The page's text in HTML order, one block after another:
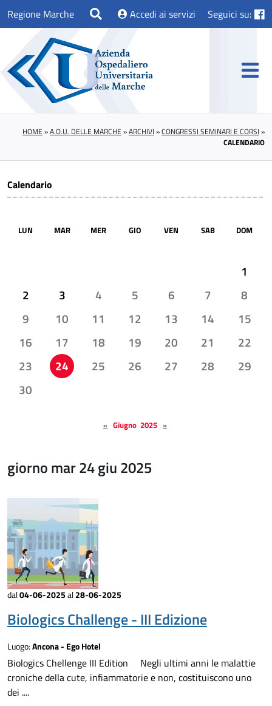
Regione Marche Accedi ai servizi Seguici su:
HOME »A.O.U. DELLE MARCHE »ARCHIVI »CONGRESSI SEMINARI E CORSI »
CALENDARIO
Calendario
LUN MAR MER GIO VEN SAB DOM
1
2
3 4 5 6 7
8
9
10 11 12 13 14
15
16
17 18 19 20 21
22
23
24 25 26 27 28
29
30
« Giugno 2025 »
giorno mar 24 giu 2025
dal04-06-2025 al28-06-2025
Biologics Challenge - III Edizione
Luogo:Ancona - Ego Hotel
Biologics Chellenge III Edition Negli ultimi anni le malattie
croniche della cute, infiammatorie e non, costituiscono uno
dei ....